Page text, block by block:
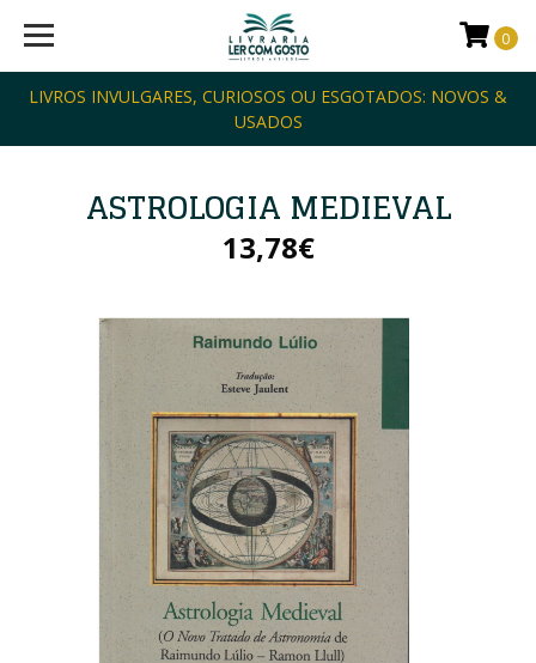
LIVROS INVULGARES, CURIOSOS OU ESGOTADOS: NOVOS &
USADOS
0
ASTROLOGIA MEDIEVAL
13,78€